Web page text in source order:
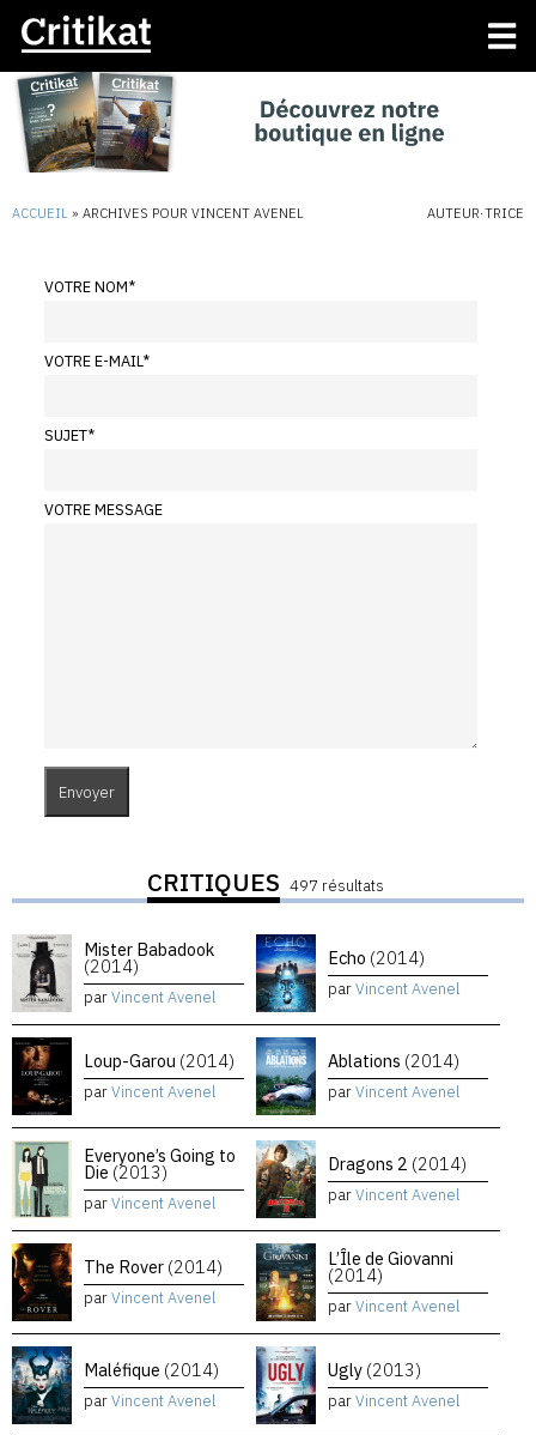
ACCUEIL » ARCHIVES POUR VINCENT AVENEL AUTEUR·TRICE
VOTRE NOM*
VOTRE E-MAIL*
SUJET*
VOTRE MESSAGE
CRITIQUES 497 résultats
Mister Babadook
(2014)
parVincent Avenel
Echo (2014)
parVincent Avenel
Loup-Garou (2014)
parVincent Avenel
Ablations (2014)
parVincent Avenel
Everyone’s Going to
Die (2013)
parVincent Avenel
Dragons 2 (2014)
parVincent Avenel
The Rover (2014)
parVincent Avenel
L’Île de Giovanni
(2014)
parVincent Avenel
Maléfique (2014)
parVincent Avenel
Ugly (2013)
parVincent Avenel